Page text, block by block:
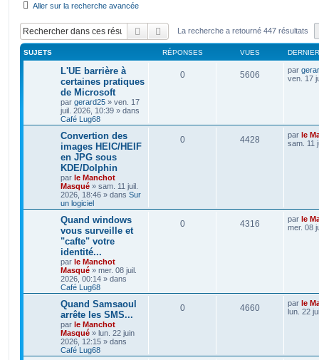
Aller sur la recherche avancée
RechercherRecherche avancée
La recherche a retourné 447 résultats
SUJETS RÉPONSES VUES
L'UE barrière à
certaines pratiques
de Microsoft
par gerard25 » ven. 17
juil. 2026, 10:39 » dans
Café Lug68
0 5606 par
ven. 17
Convertion des
images HEIC/HEIF
en JPG sous
KDE/Dolphin
par le Manchot
Masqué » sam. 11 juil.
2026, 18:46 » dans Sur
un logiciel
0 4428 par le
sam. 11
Quand windows
vous surveille et
"cafte" votre
identité...
par le Manchot
Masqué » mer. 08 juil.
2026, 00:14 » dans
Café Lug68
0 4316 par le
mer. 08
Quand Samsaoul
arrête les SMS...
par le Manchot
Masqué » lun. 22 juin
2026, 12:15 » dans
Café Lug68
0 4660 par le
lun. 22